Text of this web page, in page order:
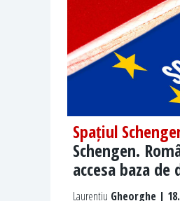
Spațiul
Schengen.
accesa baza
Laurentiu Gheorghe |